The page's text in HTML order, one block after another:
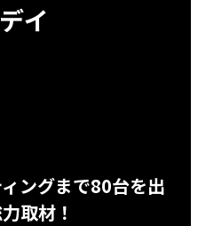
イ
ングまで80台を出
取材！